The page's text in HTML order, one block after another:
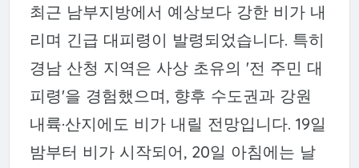
최근 남부지방에서 예상보다 강한 비가 내
리며 긴급 대피령이 발령되었습니다. 특히
경남 산청 지역은 사상 초유의 '전 주민 대
피령'을 경험했으며, 향후 수도권과 강원
내륙·산지에도 비가 내릴 전망입니다. 19일
밤부터 비가 시작되어, 20일 아침에는 날